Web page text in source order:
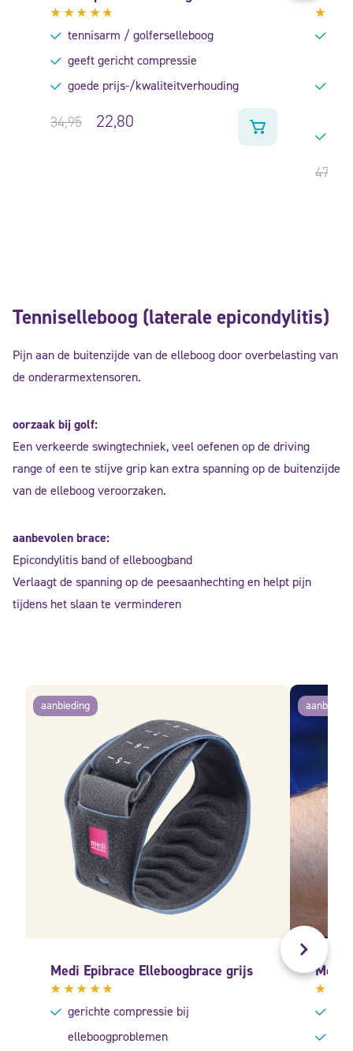
Gewaardeerd
4.57uit
tennisarm / golferselleboog
geeft gericht compressie
goede prijs-/kwaliteitverhouding
34,95 22,80
4.75
47,95
Tenniselleboog (laterale epicondylitis)
Pijn aan de buitenzijde van de elleboog door overbelasting van
de onderarmextensoren.
oorzaak bij golf:
Een verkeerde swingtechniek, veel oefenen op de driving
range of een te stijve grip kan extra spanning op de buitenzijde
van de elleboog veroorzaken.
aanbevolen brace:
Epicondylitis band of elleboogband
Verlaagt de spanning op de peesaanhechting en helpt pijn
tijdens het slaan te verminderen
aanbieding
Medi Epibrace Elleboogbrace grijs
Gewaardeerd
4.60 uit
gerichte compressie bij
elleboogproblemen
Move
4.57